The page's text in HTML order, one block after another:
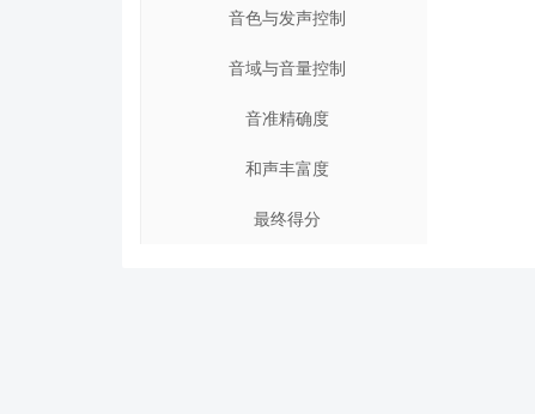
音色与发声控制
音域与音量控制
音准精确度
和声丰富度
最终得分